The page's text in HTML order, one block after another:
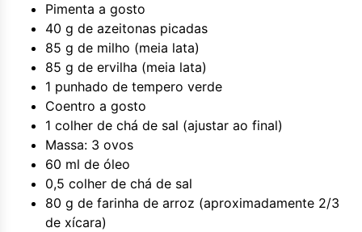
Pimenta a gosto
40 g de azeitonas picadas
85 g de milho (meia lata)
85 g de ervilha (meia lata)
1 punhado de tempero verde
Coentro a gosto
1 colher de chá de sal (ajustar ao final)
Massa: 3 ovos
60 ml de óleo
0,5 colher de chá de sal
80 g de farinha de arroz (aproximadamente 2/3
de xícara)